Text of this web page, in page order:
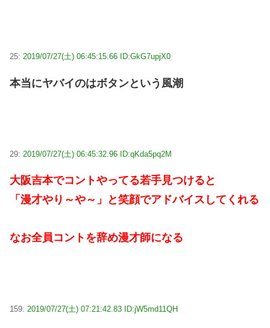
25: 2019/07/27(土) 06:45:15.66 ID:GkG7upjX0
本当にヤバイのはボタンという風潮
29: 2019/07/27(土) 06:45:32.96 ID:qKda5pq2M
大阪吉本でコントやってる若手見つけると
「漫才やり～や～」と笑顔でアドバイスしてくれる
なお全員コントを辞め漫才師になる
159: 2019/07/27(土) 07:21:42.83 ID:jW5md11QH